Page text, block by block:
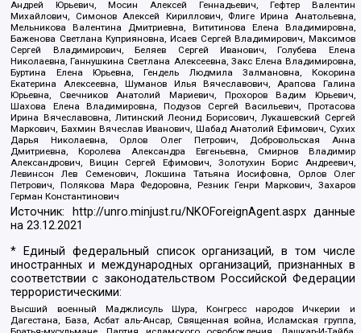
Андрей Юрьевич, Мосин Алексей Геннадьевич, Гефтер Валентин
Михайлович, Симонов Алексей Кириллович, Флиге Ирина Анатольевна,
Мельникова Валентина Дмитриевна, Вититинова Елена Владимировна,
Баженова Светлана Куприяновна, Исаев Сергей Владимирович, Максимов
Сергей Владимирович, Беляев Сергей Иванович, Голубева Елена
Николаевна, Ганнушкина Светлана Алексеевна, Закс Елена Владимировна,
Буртина Елена Юрьевна, Гендель Людмила Залмановна, Кокорина
Екатерина Алексеевна, Шуманов Илья Вячеславович, Арапова Галина
Юрьевна, Свечников Анатолий Мариевич, Прохоров Вадим Юрьевич,
Шахова Елена Владимировна, Подузов Сергей Васильевич, Протасова
Ирина Вячеславовна, Литинский Леонид Борисович, Лукашевский Сергей
Маркович, Бахмин Вячеслав Иванович, Шабад Анатолий Ефимович, Сухих
Дарья Николаевна, Орлов Олег Петрович, Добровольская Анна
Дмитриевна, Королева Александра Евгеньевна, Смирнов Владимир
Александрович, Вицин Сергей Ефимович, Золотухин Борис Андреевич,
Левинсон Лев Семенович, Локшина Татьяна Иосифовна, Орлов Олег
Петрович, Полякова Мара Федоровна, Резник Генри Маркович, Захаров
Герман Константинович
Источник: http://unro.minjust.ru/NKOForeignAgent.aspxданные
на23.12.2021
* Единый федеральный список организаций, в том числе
иностранных и международных организаций, признанных в
соответствии с законодательством Российской Федерации
террористическими:
Высший военный Маджлисуль Шура, Конгресс народов Ичкерии и
Дагестана, База, Асбат аль-Ансар, Священная война, Исламская группа,